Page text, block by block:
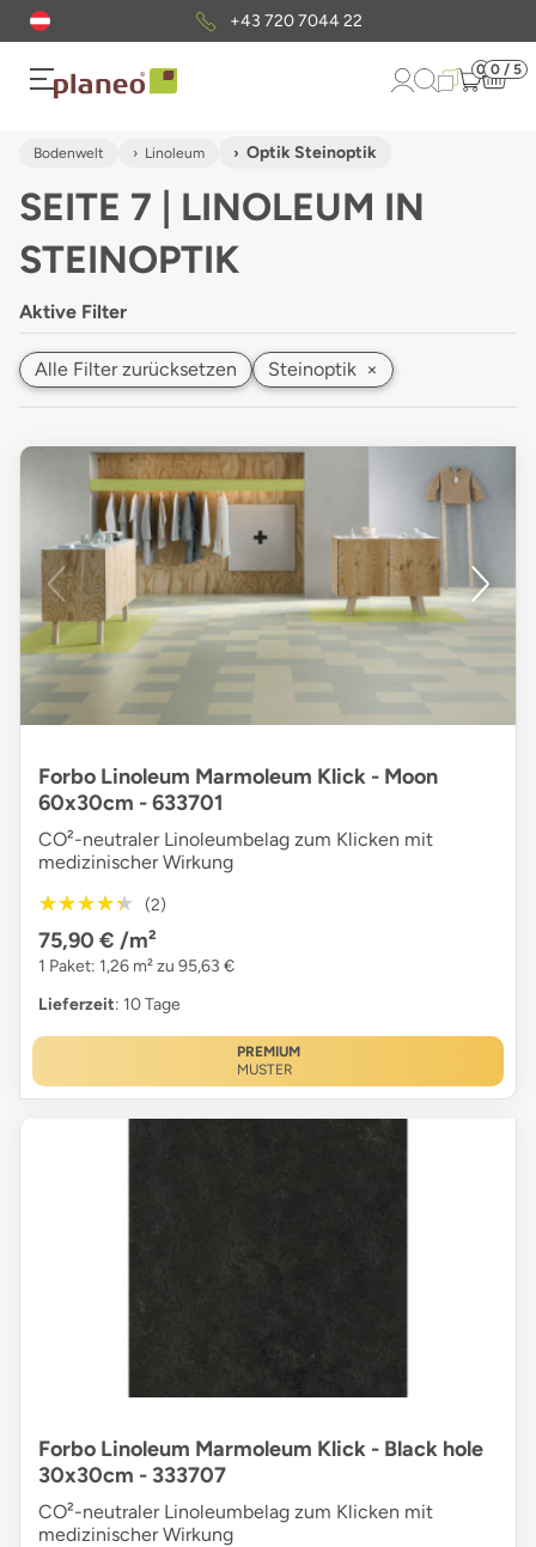
+43 720 7044 22
0 0 / 5
Bodenwelt Linoleum Optik Steinoptik
SEITE 7 | LINOLEUM IN
STEINOPTIK
Aktive Filter
Alle Filter zurücksetzen Steinoptik ×
Forbo Linoleum Marmoleum Klick - Moon
60x30cm - 633701
CO²-neutraler Linoleumbelag zum Klicken mit
medizinischer Wirkung
★★★★★
★★★★★ (2)
75,90 € /m²
1 Paket: 1,26 m² zu 95,63 €
Lieferzeit: 10 Tage
PREMIUM
MUSTER
Forbo Linoleum Marmoleum Klick - Black hole
30x30cm - 333707
CO²-neutraler Linoleumbelag zum Klicken mit
medizinischer Wirkung